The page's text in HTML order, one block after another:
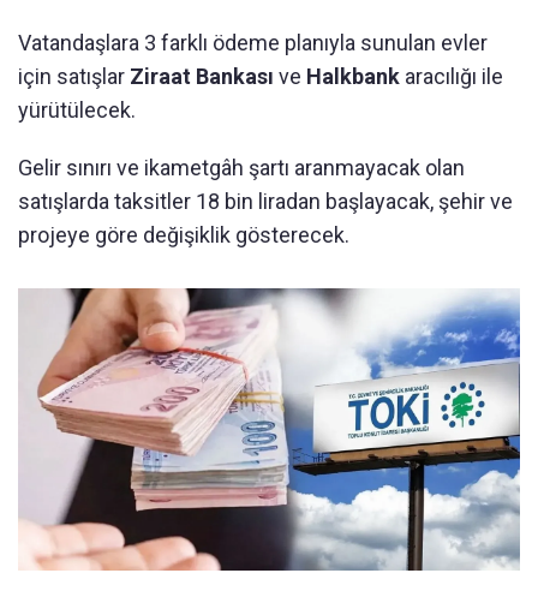
Vatandaşlara 3 farklı ödeme planıyla sunulan evler
için satışlar Ziraat Bankası ve Halkbank aracılığı ile
yürütülecek.
Gelir sınırı ve ikametgâh şartı aranmayacak olan
satışlarda taksitler 18 bin liradan başlayacak, şehir ve
projeye göre değişiklik gösterecek.